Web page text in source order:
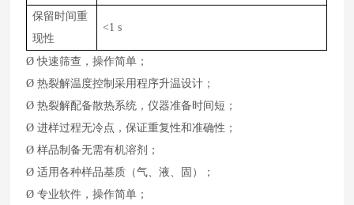
保留时间重
现性
<1 s
Ø快速筛查，操作简单；
Ø热裂解温度控制采用程序升温设计；
Ø热裂解配备散热系统，仪器准备时间短；
Ø进样过程无冷点，保证重复性和准确性；
Ø样品制备无需有机溶剂；
Ø适用各种样品基质（气、液、固）；
Ø专业软件，操作简单；